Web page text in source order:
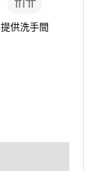
提供洗手間